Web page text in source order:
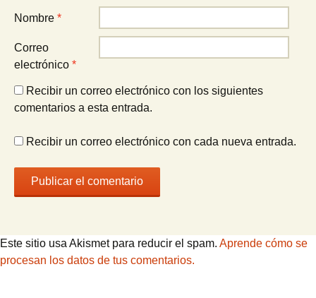
Nombre *
Correo
electrónico *
Recibir un correo electrónico con los siguientes
comentarios a esta entrada.
Recibir un correo electrónico con cada nueva entrada.
Este sitio usa Akismet para reducir el spam. Aprende cómo se
procesan los datos de tus comentarios.